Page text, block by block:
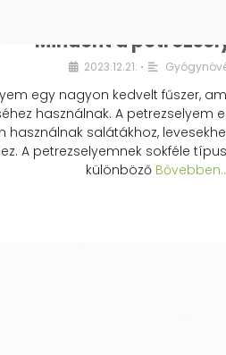
Mindent a
2023.12.21. •
egy nagyon kedvelt fűszer,
használnak. A petrezselyem
használnak salátákhoz,
A petrezselyemnek sokféle
különböző